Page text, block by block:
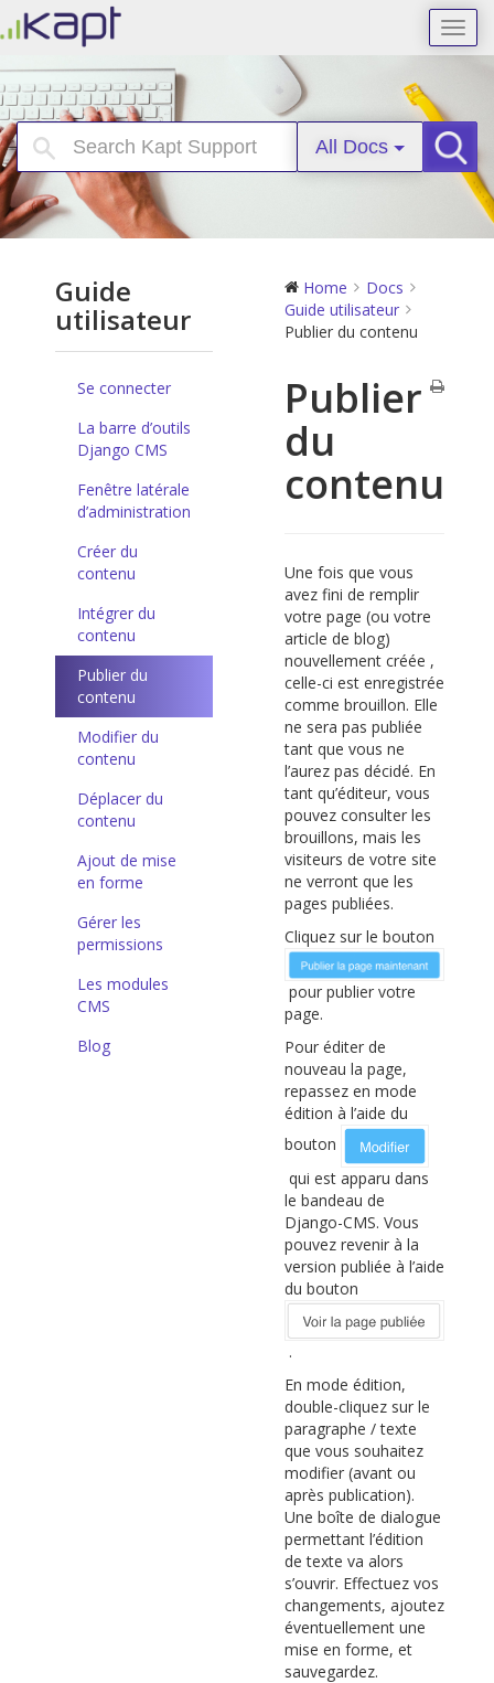
All Docs
Guide
utilisateur
Se connecter
La barre d’outils
Django CMS
Fenêtre latérale
d’administration
Créer du
contenu
Intégrer du
contenu
Publier du
contenu
Modifier du
contenu
Déplacer du
contenu
Ajout de mise
en forme
Gérer les
permissions
Les modules
CMS
Blog
Home
Docs
Guide utilisateur
Publier du contenu
Publier
du
contenu
Une fois que vous
avez fini de remplir
votre page (ou votre
article de blog)
nouvellement créée ,
celle-ci est enregistrée
comme brouillon. Elle
ne sera pas publiée
tant que vous ne
l’aurez pas décidé. En
tant qu’éditeur, vous
pouvez consulter les
brouillons, mais les
visiteurs de votre site
ne verront que les
pages publiées.
Cliquez sur le bouton
pour publier votre
page.
Pour éditer de
nouveau la page,
repassez en mode
édition à l’aide du
bouton
qui est apparu dans
le bandeau de
Django-CMS. Vous
pouvez revenir à la
version publiée à l’aide
du bouton
.
En mode édition,
double-cliquez sur le
paragraphe / texte
que vous souhaitez
modifier (avant ou
après publication).
Une boîte de dialogue
permettant l’édition
de texte va alors
s’ouvrir. Effectuez vos
changements, ajoutez
éventuellement une
mise en forme, et
sauvegardez.